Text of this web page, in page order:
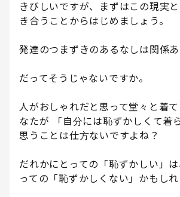
きびしいですが、まずはこの現実
き合うことからはじめましょう。
発達のつまずきのあるなしは関係あ
だってそうじゃないですか。
人がおしゃれだと思って堂々と着
なたが 「自分には恥ずかしくて着
思うことは仕方ないですよね？
だれかにとっての「恥ずかしい」
っての「恥ずかしくない」かもしれ